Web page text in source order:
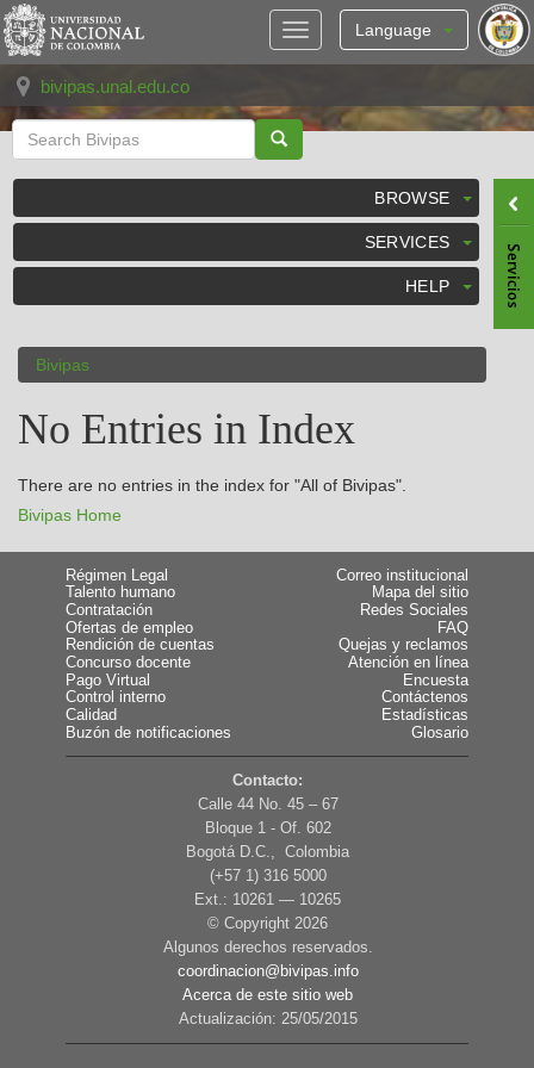
Skip
navigation
Language
bivipas.unal.edu.co
BROWSE
SERVICES
HELP
Bivipas
No Entries in Index
There are no entries in the index for "All of Bivipas".
Bivipas Home
Régimen Legal
Talento humano
Contratación
Ofertas de empleo
Rendición de cuentas
Concurso docente
Pago Virtual
Control interno
Calidad
Buzón de notificaciones
Correo institucional
Mapa del sitio
Redes Sociales
FAQ
Quejas y reclamos
Atención en línea
Encuesta
Contáctenos
Estadísticas
Glosario
Contacto:
Calle 44 No. 45 – 67
Bloque 1 - Of. 602
Bogotá D.C., Colombia
(+57 1) 316 5000
Ext.: 10261 — 10265
© Copyright 2026
Algunos derechos reservados.
coordinacion@bivipas.info
Acerca de este sitio web
Actualización: 25/05/2015